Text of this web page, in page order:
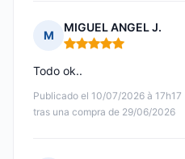
M
MIGUEL ANGEL J.
Nota: 5 de 5
Publicado el 10/07/2026 à 17h17
tras una compra de 29/06/2026
Todo ok..